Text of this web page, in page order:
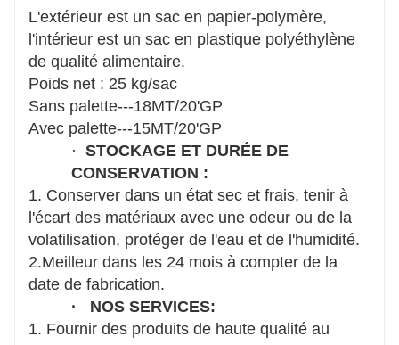
L'extérieur est un sac en papier-polymère,
l'intérieur est un sac en plastique polyéthylène
de qualité alimentaire.
Poids net : 25 kg/sac
Sans palette---18MT/20'GP
Avec palette---15MT/20'GP
· STOCKAGE ET DURÉE DE
CONSERVATION :
1. Conserver dans un état sec et frais, tenir à
l'écart des matériaux avec une odeur ou de la
volatilisation, protéger de l'eau et de l'humidité.
2.Meilleur dans les 24 mois à compter de la
date de fabrication.
·
NOS SERVICES:
1. Fournir des produits de haute qualité au